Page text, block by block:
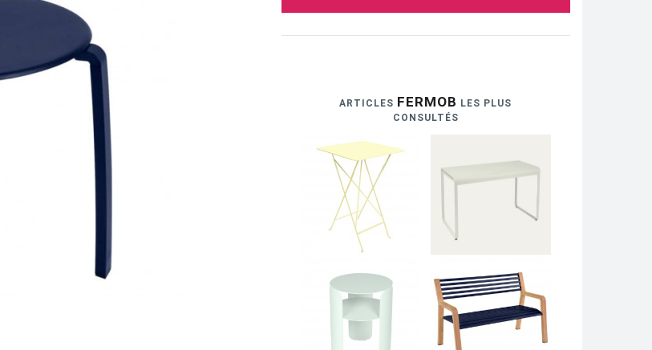
ARTICLES FERMOB LES PLUS
CONSULTÉS